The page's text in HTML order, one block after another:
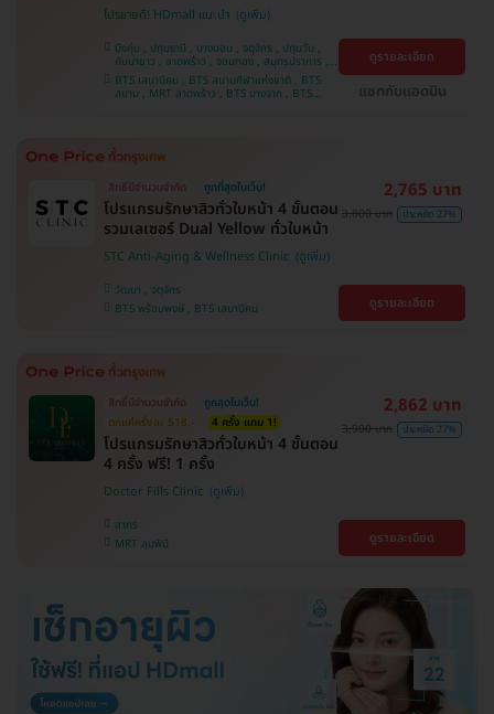
โปรขายดี! HDmall แนะนำ
บึงกุ่ม , ปทุมธานี , บางบอน , จตุจักร , ปทุมวัน ,
คันนายาว , ลาดพร้าว , จอมทอง , สมุทรปราการ ,
พระโขนง , พญาไท , ราษฎร์บูรณะ , หนองแขม ,
ภาษีเจริญ , บางรัก , ราชเทวี , บางนา , บริการถึง
บ้าน , คลองเตย , ตลิ่งชัน
BTS เสนานิคม , BTS สนามกีฬาแห่งชาติ , BTS
สยาม , MRT ลาดพร้าว , BTS บางจาก , BTS
ดูรายละเอียด
แชทกับแอดมิน
สิทธิ์มีจำนวนจำกัด ถูกที่สุดในเว็บ!
โปรแกรมรักษาสิวทั่วใบหน้า 4 ขั้นตอน
รวมเลเซอร์ Dual Yellow ทั่วใบหน้า
STC Anti-Aging & Wellness Clinic
วัฒนา , จตุจักร
BTS พร้อมพงษ์ , BTS เสนานิคม
2,765 บาท
3,800 บาท ประหยัด 27%
ดูรายละเอียด
สิทธิ์มีจำนวนจำกัด
ถูกสุดในเว็บ!
ตกแค่ครั้งละ 518.-
4 ครั้ง แถม 1!
โปรแกรมรักษาสิวทั่วใบหน้า 4 ขั้นตอน
4 ครั้ง ฟรี! 1 ครั้ง
Doctor Fills Clinic
สาทร
MRT ลุมพินี
2,862 บาท
3,900 บาท ประหยัด 27%
ดูรายละเอียด